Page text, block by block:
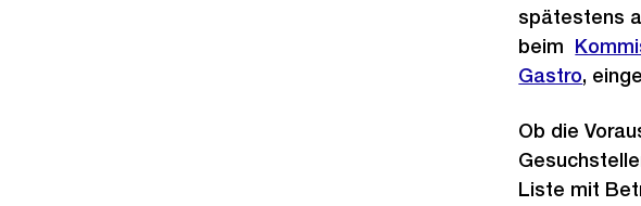
spätestens
beim
Gastro,
Ob die
Liste mit